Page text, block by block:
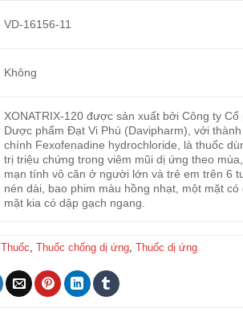
VD-16156-11
Không
XONATRIX-120 được sản xuất bởi Công ty Cổ
Dược phẩm Đạt Vi Phú (Davipharm), với
chính Fexofenadine hydrochloride, là thuốc
trị triệu chứng trong viêm mũi dị ứng theo
mạn tính vô căn ở người lớn và trẻ em trên 6
nén dài, bao phim màu hồng nhạt, một mặt có
mặt kia có dập gạch ngang.
Thuốc, Thuốc chống dị ứng, Thuốc dị ứng